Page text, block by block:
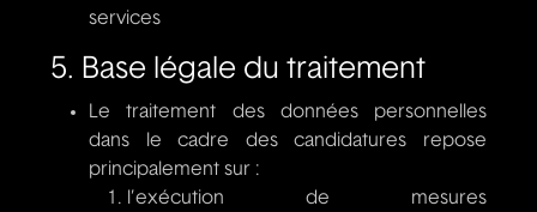
services
5. Base légale du traitement
Le traitement des données personnelles
dans le cadre des candidatures repose
principalement sur :
l’exécution de mesures